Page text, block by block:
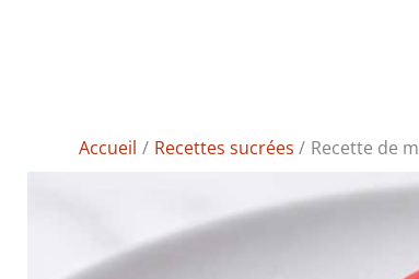
Accueil Recettes sucrées Recette de